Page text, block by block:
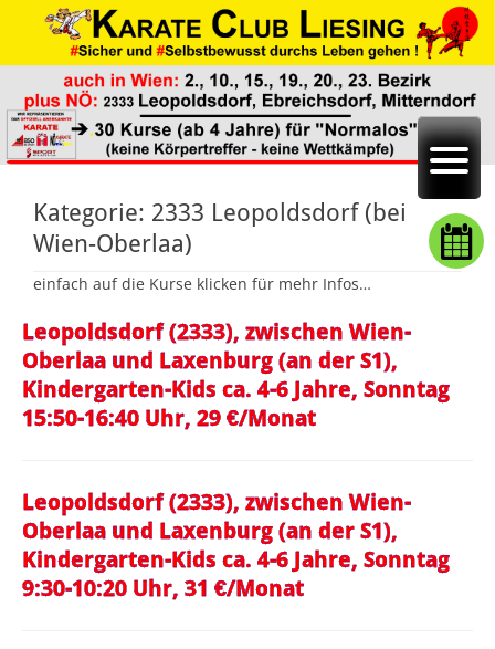
Kategorie: 2333 Leopoldsdorf (bei
Wien-Oberlaa)
einfach auf die Kurse klicken für mehr Infos…
Leopoldsdorf (2333), zwischen Wien-
Oberlaa und Laxenburg (an der S1),
Kindergarten-Kids ca. 4-6 Jahre, Sonntag
15:50-16:40 Uhr, 29 €/Monat
Leopoldsdorf (2333), zwischen Wien-
Oberlaa und Laxenburg (an der S1),
Kindergarten-Kids ca. 4-6 Jahre, Sonntag
9:30-10:20 Uhr, 31 €/Monat